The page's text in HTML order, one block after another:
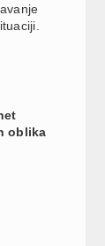
oblika